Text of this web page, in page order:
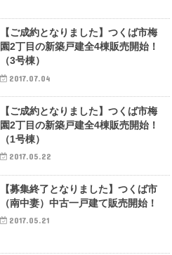
【ご成約となりました】つくば市梅
園2丁目の新築戸建全4棟販売開始！
（3号棟）
2017.07.04
【ご成約となりました】つくば市梅
園2丁目の新築戸建全4棟販売開始！
（1号棟）
2017.05.22
【募集終了となりました】つくば市
（南中妻）中古一戸建て販売開始！
2017.05.21